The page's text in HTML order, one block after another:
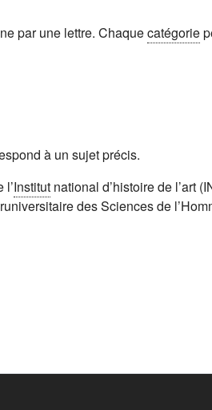
par une lettre. Chaquecatégorie
à un sujet précis.
Institut national d’histoire de l’art
des Sciences de